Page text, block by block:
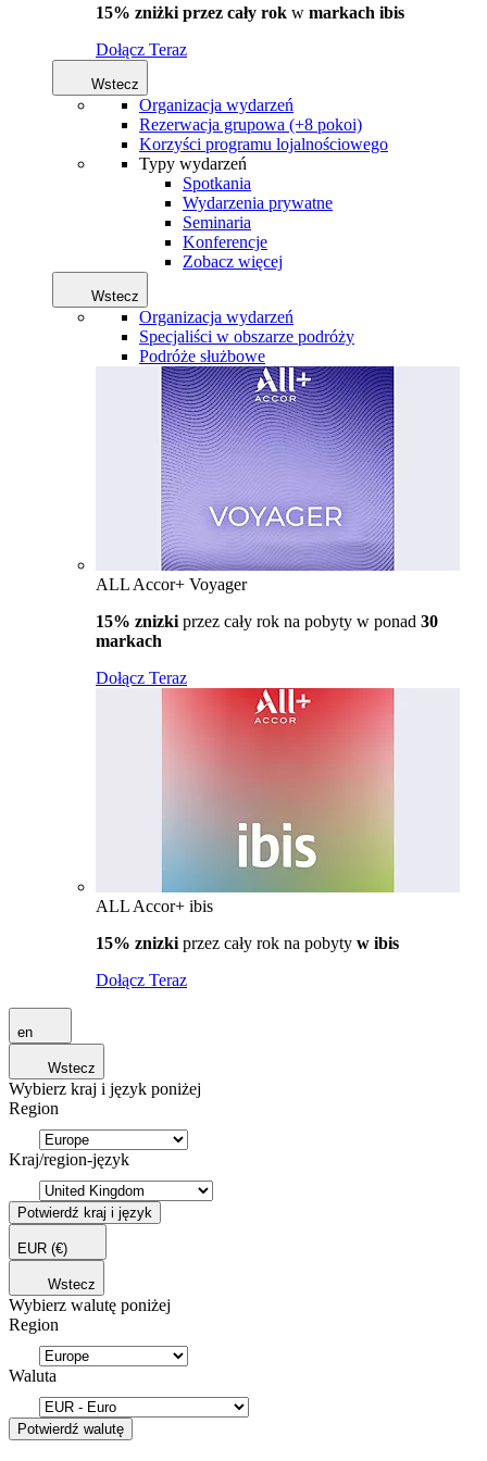
15% zniżki przez cały rok w markach ibis
Dołącz Teraz
Wstecz
Organizacja wydarzeń
Rezerwacja grupowa (+8 pokoi)
Korzyści programu lojalnościowego
Typy wydarzeń
Spotkania
Wydarzenia prywatne
Seminaria
Konferencje
Zobacz więcej
Wstecz
Organizacja wydarzeń
Specjaliści w obszarze podróży
Podróże służbowe
ALL Accor+ Voyager
15% znizki przez cały rok na pobyty w ponad 30
markach
Dołącz Teraz
ALL Accor+ ibis
15% znizki przez cały rok na pobyty w ibis
Dołącz Teraz
en
Wstecz
Wybierz kraj i język poniżej
Region
Kraj/region-język
Potwierdź kraj i język
EUR (€)
Wstecz
Wybierz walutę poniżej
Region
Waluta
Potwierdź walutę